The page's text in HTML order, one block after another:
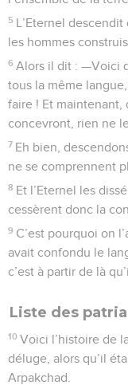
5 L’Eternel
les hommes
6 Alors il dit : —Voici
tous la même
faire ! Et maintenant,
concevront, rien ne
7 Eh bien,
ne se comprennent
8 Et l’Eternel les
cessèrent donc la
9 C’est pourquoi on
avait confondu le
c’est à partir de là
Liste des
10 Voici l’histoire de
déluge, alors qu’il
Arpakchad.